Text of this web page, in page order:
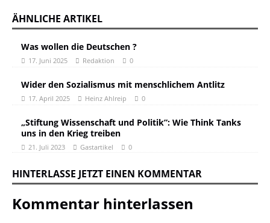
ÄHNLICHE ARTIKEL
Was wollen die Deutschen ?
17. Juni 2025 Redaktion 0
Wider den Sozialismus mit menschlichem Antlitz
17. April 2025 Heinz Ahlreip 0
„Stiftung Wissenschaft und Politik”: Wie Think Tanks
uns in den Krieg treiben
21. Juli 2023 Gastartikel 0
HINTERLASSE JETZT EINEN KOMMENTAR
Kommentar hinterlassen